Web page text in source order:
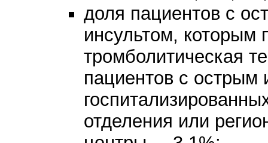
доля пациентов с
инсультом, которым
тромболитическая
пациентов с
отделения или